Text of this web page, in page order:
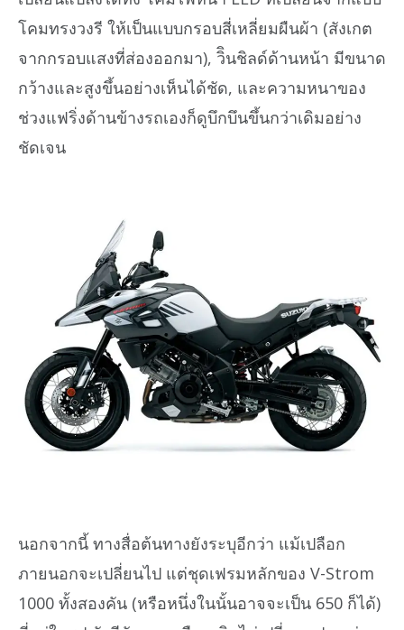
โคมทรงวงรี ให้เป็นแบบกรอบสี่เหลี่ยมผืนผ้า (สังเกต
จากกรอบแสงที่ส่องออกมา), วิินชิลด์ด้านหน้า มีขนาด
กว้างและสูงขึ้นอย่างเห็นได้ชัด, และความหนาของ
ช่วงแฟริ่งด้านข้างรถเองก็ดูบึกบึนขึ้นกว่าเดิมอย่าง
ชัดเจน
นอกจากนี้ ทางสื่อต้นทางยังระบุอีกว่า แม้เปลือก
ภายนอกจะเปลี่ยนไป แต่ชุดเฟรมหลักของ V-Strom
1000 ทั้งสองคัน (หรือหนึ่งในนั้นอาจจะเป็น 650 ก็ได้)